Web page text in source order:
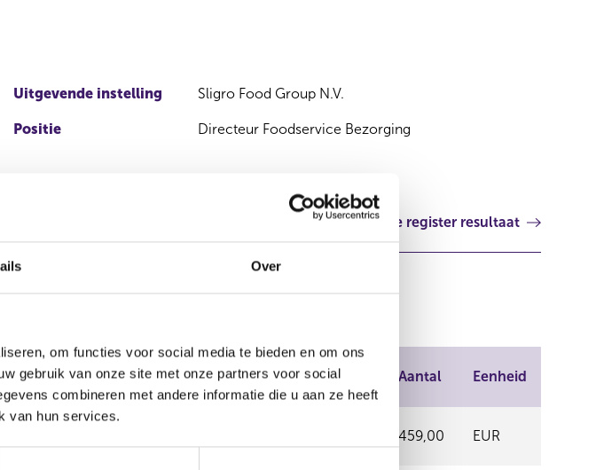
Over
om functies voor social media te bieden en om ons
gebruik van onze site met onze partners voor social
combineren met andere informatie die u aan ze heeft
van hun services.
Uitgevende instelling Sligro Food Group N.V.
Positie Directeur Foodservice Bezorging
Volgende register resultaat
Plaats van
handel
Prijs Aantal Eenheid
459,00 EUR